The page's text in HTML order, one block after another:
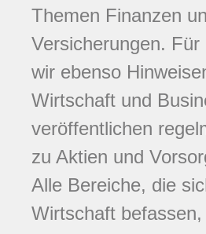
Themen Finanzen
Versicherungen. Für
wir ebenso
Wirtschaft und
veröffentlichen
zu Aktien und
Alle Bereiche, die
Wirtschaft